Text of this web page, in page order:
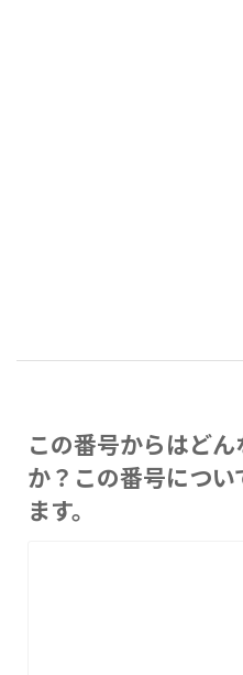
この番号からはど
か？この番号につ
ます。